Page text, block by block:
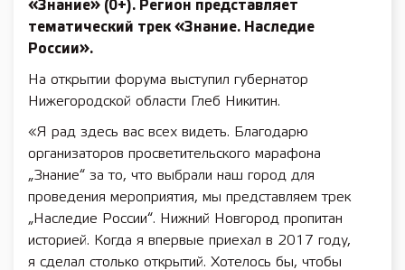
«Знание» (0+). Регион представляет
тематический трек «Знание. Наследие
России».
На открытии форума выступил губернатор
Нижегородской области Глеб Никитин.
«Я рад здесь вас всех видеть. Благодарю
организаторов просветительского марафона
„Знание“ за то, что выбрали наш город для
проведения мероприятия, мы представляем трек
„Наследие России“. Нижний Новгород пропитан
историей. Когда я впервые приехал в 2017 году,
я сделал столько открытий. Хотелось бы, чтобы